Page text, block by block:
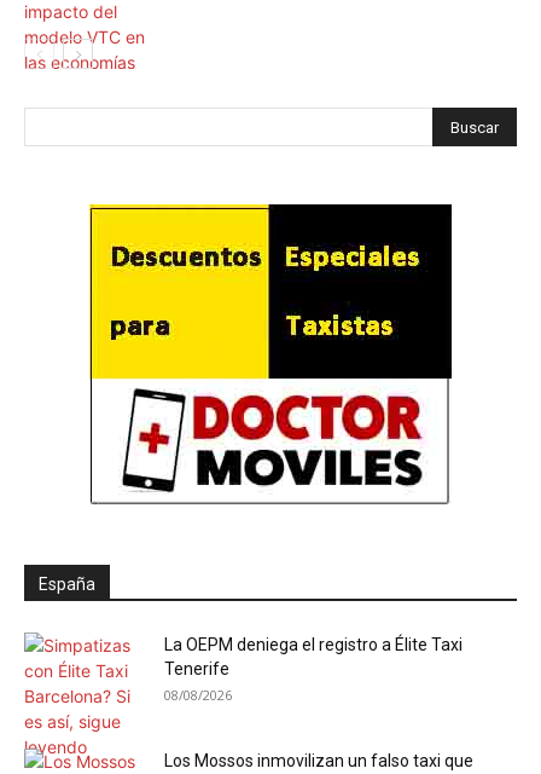
España
La OEPM deniega el registro a Élite Taxi
Tenerife
08/08/2026
Los Mossos inmovilizan un falso taxi que